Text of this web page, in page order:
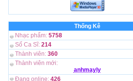
Thống Kê
Nhạc phẩm: 5758
Số Ca Sĩ: 214
Thành viên: 360
Thành viên mới:
anhmayly
Đang online: 426